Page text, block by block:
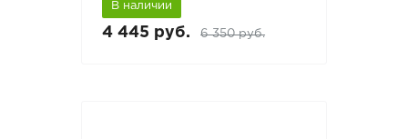
В наличии
4 445 руб. 6 350 руб.